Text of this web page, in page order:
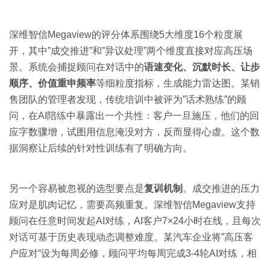
深维智信Megaview的评分体系围绕5大维度16个粒度展
开，其中”成交推进”和”异议处理”两个维度直接对应高压场
景。系统会捕捉顾问在对话中的语速变化、沉默时长、让步
顺序、价值重申频率等细粒度指标，生成能力雷达图。某销
售团队的管理者发现，传统培训中被评为”话术熟练”的顾
问，在AI陪练中暴露出一个共性：客户一旦施压，他们的回
应字数骤增，试图用信息淹没对方，反而显得心虚。这个数
据洞察让后续的针对性训练有了明确方向。
另一个容易被忽视的选型要点是复训机制 。成交推进的压力
应对是肌肉记忆，需要高频重复。深维智信Megaview支持
顾问在任意时间发起AI对练，AI客户7×24小时在线，且每次
对话可基于历史表现动态调整难度。某汽车企业将”高压客
户应对”设为每周必修，顾问平均每周完成3-4轮AI对练，相